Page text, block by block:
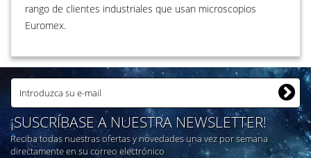
rango de clientes industriales que usan microscopios
Euromex.
¡SUSCRÍBASE A NUESTRA NEWSLETTER!
Reciba todas nuestras ofertas y novedades una vez por semana
directamente en su correo electrónico